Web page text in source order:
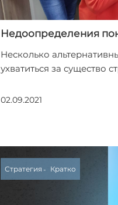
Недоопределения
Несколько
ухватиться за существо
02.09.2021
Стратегия Кратко